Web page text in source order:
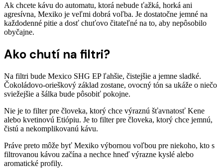
Ak chcete kávu do automatu, ktorá nebude ťažká, horká ani
agresívna, Mexiko je veľmi dobrá voľba. Je dostatočne jemné na
každodenné pitie a dosť chuťovo čitateľné na to, aby nepôsobilo
obyčajne.
Ako chutí na filtri?
Na filtri bude Mexico SHG EP ľahšie, čistejšie a jemne sladké.
Čokoládovo-orieškový základ zostane, ovocný tón sa ukáže o niečo
sviežejšie a šálka bude pôsobiť pokojne.
Nie je to filter pre človeka, ktorý chce výraznú šťavnatosť Kene
alebo kvetinovú Etiópiu. Je to filter pre človeka, ktorý chce jemnú,
čistú a nekomplikovanú kávu.
Práve preto môže byť Mexiko výbornou voľbou pre niekoho, kto s
filtrovanou kávou začína a nechce hneď výrazne kyslé alebo
aromatické profily.